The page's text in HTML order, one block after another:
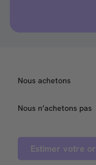
Nous achetons
Nous n’achetons pas
Estimer votre or